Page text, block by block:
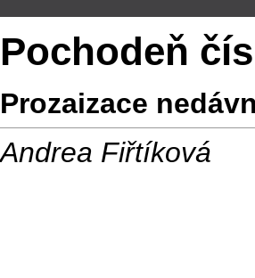
Pochodeň
Prozaizace
Andrea Fiřtíková